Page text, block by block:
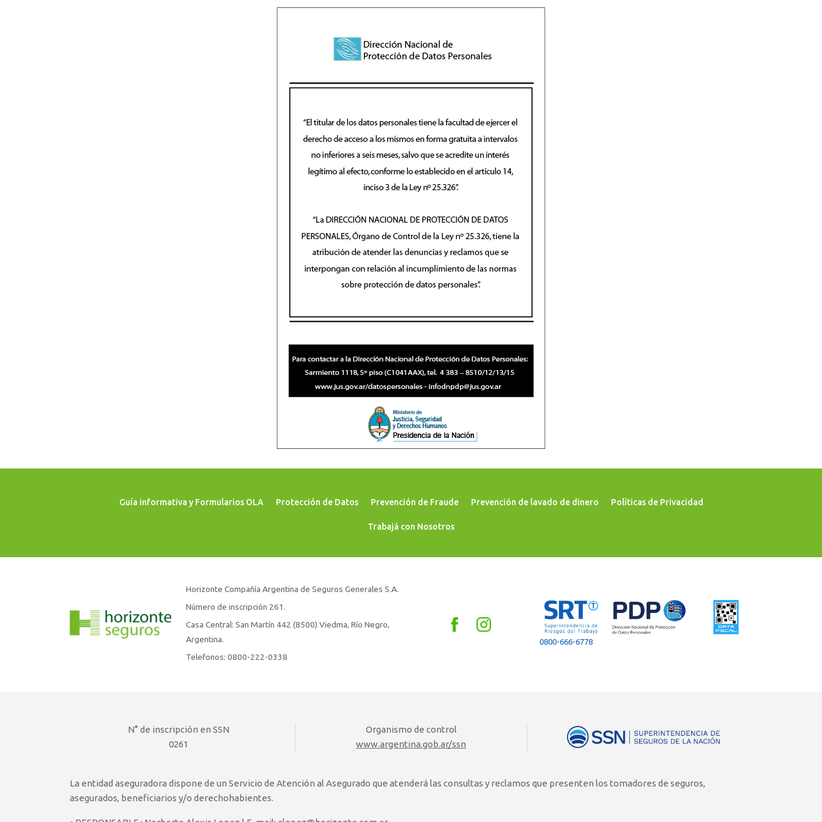
Guía informativa y Formularios OLA Protección de Datos Prevención de Fraude Prevención de lavado de dinero Políticas de Privacidad
Trabajá con Nosotros
Horizonte Compañía Argentina de Seguros Generales S.A.
Número de inscripción 261.
Casa Central: San Martín 442 (8500) Viedma, Río Negro,
Argentina.
Telefonos: 0800-222-0338
0800-666-6778
N° de inscripción en SSN
0261
Organismo de control
www.argentina.gob.ar/ssn
La entidad aseguradora dispone de un Servicio de Atención al Asegurado que atenderá las consultas y reclamos que presenten los tomadores de seguros,
asegurados, beneficiarios y/o derechohabientes.